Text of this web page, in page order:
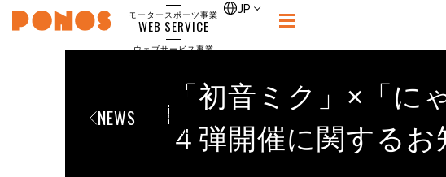
PONOS
モータースポーツ事業
WEB SERVICE
ウェブサービス事業
ニュース
RECRUIT
ポノス採用サイト
CONTACT
お問合せ
JP
NEWS
「初音ミク」×「に
４弾開催に関するお